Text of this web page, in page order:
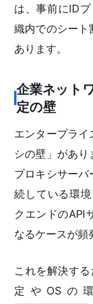
は、事前にID
織内でのシート
あります。
企業ネット
定の壁
エンタープライ
シの壁」があ
プロキシサー
続している環
クエンドのAPI
なるケースが頻
これを解決す
定やOSの